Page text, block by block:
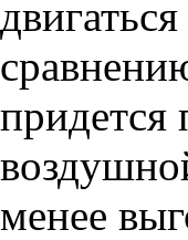
придется
менее